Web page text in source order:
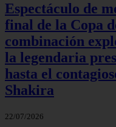
Espectáculo de
final de la Copa
combinación
la legendaria
hasta el
Shakira
22/07/2026